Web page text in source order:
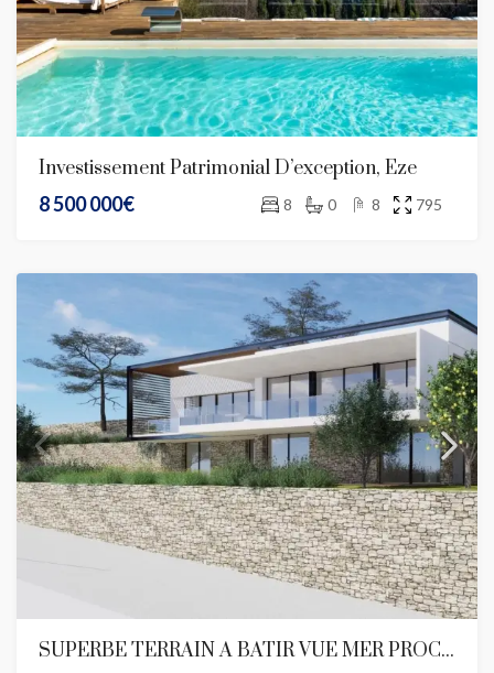
Investissement Patrimonial D’exception, Eze
8 500 000€
8 0 8 795
SUPERBE TERRAIN A BATIR VUE MER PROCHE MONACO